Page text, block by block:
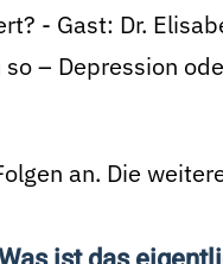
- Gast: Dr.
– Depression
an. Die